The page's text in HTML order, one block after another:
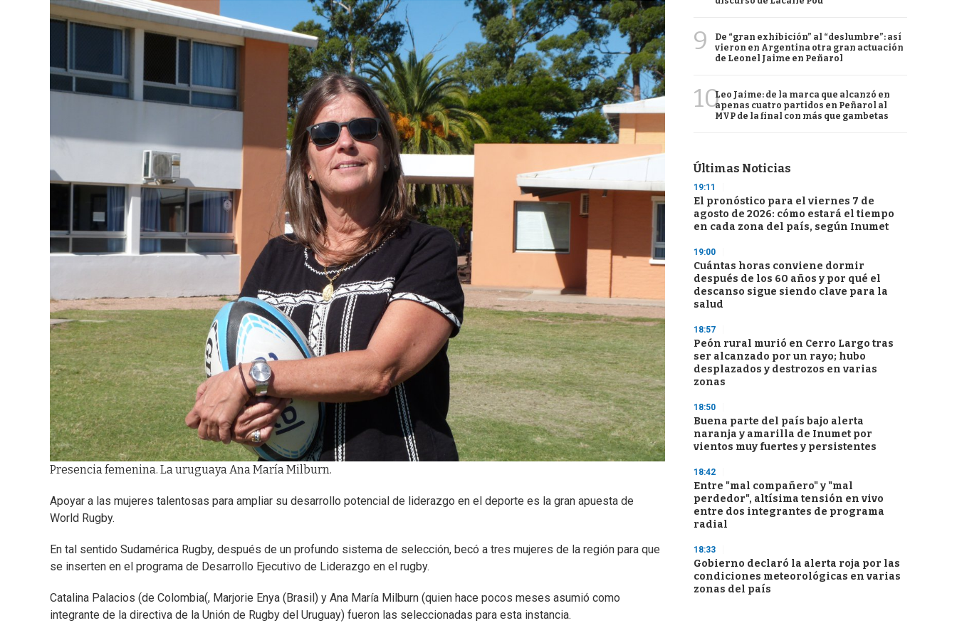
Presencia femenina. La uruguaya Ana María Milburn.
Apoyar a las mujeres talentosas para ampliar su desarrollo potencial de liderazgo en el deporte es la gran apuesta de
World Rugby.
En tal sentido Sudamérica Rugby, después de un profundo sistema de selección, becó a tres mujeres de la región para que
se inserten en el programa de Desarrollo Ejecutivo de Liderazgo en el rugby.
Catalina Palacios (de Colombia(, Marjorie Enya (Brasil) y Ana María Milburn (quien hace pocos meses asumió como
integrante de la directiva de la Unión de Rugby del Uruguay) fueron las seleccionadas para esta instancia.
9
De “gran exhibición” al “deslumbre”: así
vieron en Argentina otra gran actuación
de Leonel Jaime en Peñarol
10Leo Jaime: de la marca que alcanzó en
apenas cuatro partidos en Peñarol al
MVP de la final con más que gambetas
Últimas Noticias
19:11
El pronóstico para el viernes 7 de
agosto de 2026: cómo estará el tiempo
en cada zona del país, según Inumet
19:00
Cuántas horas conviene dormir
después de los 60 años y por qué el
descanso sigue siendo clave para la
salud
18:57
Peón rural murió en Cerro Largo tras
ser alcanzado por un rayo; hubo
desplazados y destrozos en varias
zonas
18:50
Buena parte del país bajo alerta
naranja y amarilla de Inumet por
vientos muy fuertes y persistentes
18:42
Entre "mal compañero" y "mal
perdedor", altísima tensión en vivo
entre dos integrantes de programa
radial
18:33
Gobierno declaró la alerta roja por las
condiciones meteorológicas en varias
zonas del país